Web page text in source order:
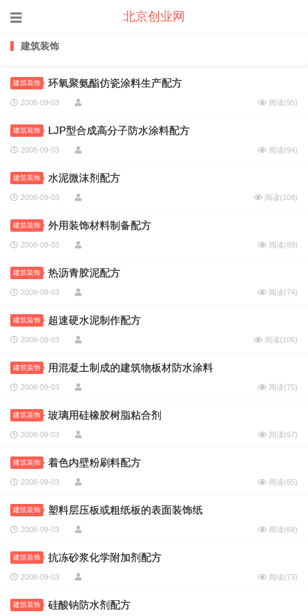
北京创业网
建筑装饰
建筑装饰 环氧聚氨酯仿瓷涂料生产配方
2008-09-03 阅读(95)
建筑装饰 LJP型合成高分子防水涂料配方
2008-09-03 阅读(94)
建筑装饰 水泥微沫剂配方
2008-09-03 阅读(108)
建筑装饰 外用装饰材料制备配方
2008-09-03 阅读(89)
建筑装饰 热沥青胶泥配方
2008-09-03 阅读(74)
建筑装饰 超速硬水泥制作配方
2008-09-03 阅读(106)
建筑装饰 用混凝土制成的建筑物板材防水涂料
2008-09-03 阅读(75)
建筑装饰 玻璃用硅橡胶树脂粘合剂
2008-09-03 阅读(67)
建筑装饰 着色内壁粉刷料配方
2008-09-03 阅读(65)
建筑装饰 塑料层压板或粗纸板的表面装饰纸
2008-09-03 阅读(68)
建筑装饰 抗冻砂浆化学附加剂配方
2008-09-03 阅读(73)
建筑装饰 硅酸钠防水剂配方